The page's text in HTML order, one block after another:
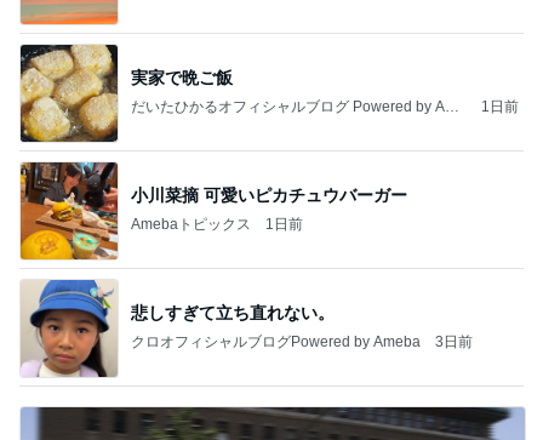
実家で晩ご飯
だいたひかるオフィシャルブログ Powered by Ame
1日前
小川菜摘 可愛いピカチュウバーガー
Amebaトピックス 1日前
悲しすぎて立ち直れない。
クロオフィシャルブログPowered by Ameba 3日前